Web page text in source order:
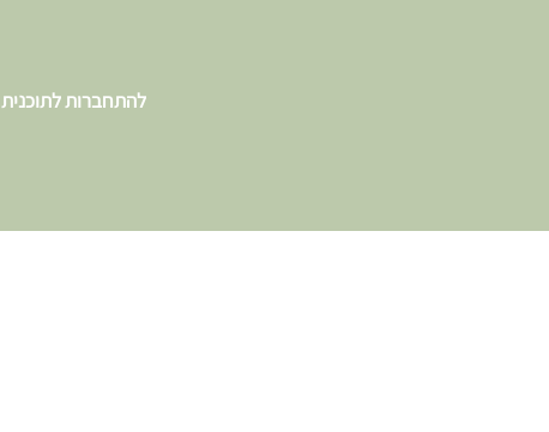
להתחברות לתוכנית